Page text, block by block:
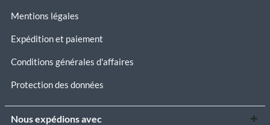
Mentions légales
Expédition et paiement
Conditions générales d'affaires
Protection des données
Nous expédions avec